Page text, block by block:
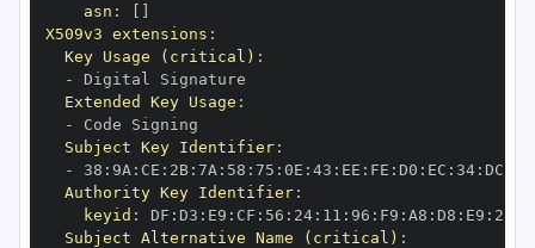
asn :
X509v3 extensions :
Key Usage (critical) :
-
Extended Key Usage :
-
Subject Key Identifier:
-
38 : 9A : CE : 2B: 7A : 58 : 75 : 0E : 43 : EE : FE : D0 : EC : 34: DC
Authority Key Identifier:
keyid : DF : D3 : E9 : CF : 56 : 24: 11 : 96 : F9 : A8 : D8 : E9 : 28
Subject Alternative Name (critical) :